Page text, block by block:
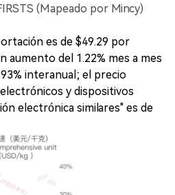
(Mapeado por Mincy)
es de $49.29 por
aumento del 1.22% mes a mes
interanual; el precio
y dispositivos
electrónica similares" es de